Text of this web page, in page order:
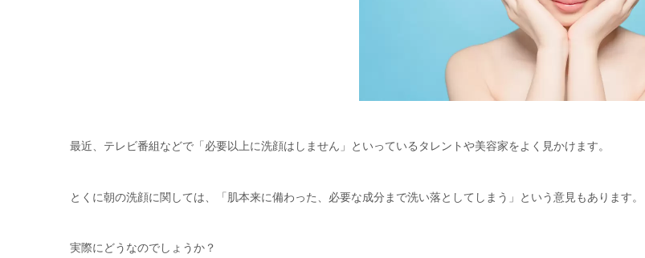
最近、テレビ番組などで「必要以上に洗顔はしません」といっているタレントや美容家をよく見かけます。
とくに朝の洗顔に関しては、「肌本来に備わった、必要な成分まで洗い落としてしまう」という意見もあります
実際にどうなのでしょうか？